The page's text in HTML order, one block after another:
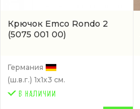
Крючок Emco Rondo 2
(5075 001 00)
Германия
(ш.в.г.) 1x1x3 см.